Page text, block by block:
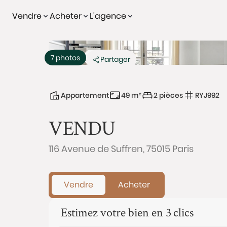
Vendre Acheter L'agence
Vendu Exclusivité
7 photos Partager
Appartement 49 m² 2 pièces RYJ992
VENDU
116 Avenue de Suffren, 75015 Paris
Vendre Acheter
Estimez votre bien en 3 clics